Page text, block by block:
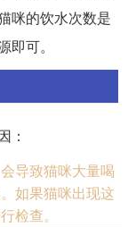
咪的饮水次数是
可。
：
导致猫咪大量喝
如果猫咪出现这
检查。